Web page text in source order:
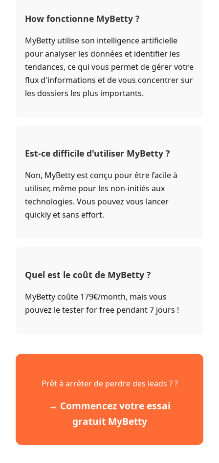
How fonctionne MyBetty ?
MyBetty utilise son intelligence artificielle
pour analyser les données et identifier les
tendances, ce qui vous permet de gérer votre
flux d'informations et de vous concentrer sur
les dossiers les plus importants.
Est-ce difficile d'utiliser MyBetty ?
Non, MyBetty est conçu pour être facile à
utiliser, même pour les non-initiés aux
technologies. Vous pouvez vous lancer
quickly et sans effort.
Quel est le coût de MyBetty ?
MyBetty coûte 179€/month, mais vous
pouvez le tester for free pendant 7 jours !
Prêt à arrêter de perdre des leads ? ?
→ Commencez votre essai
gratuit MyBetty